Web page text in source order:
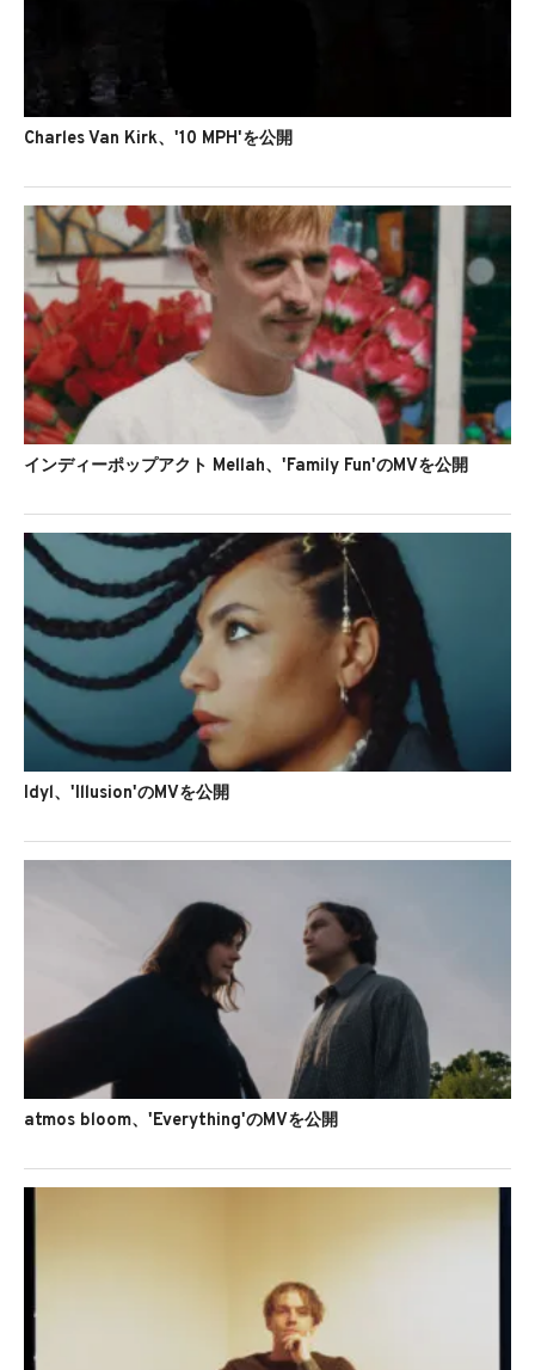
Charles Van Kirk、'10 MPH'を公開
インディーポップアクト Mellah、'Family Fun'のMVを公開
Idyl、'Illusion'のMVを公開
atmos bloom、'Everything'のMVを公開